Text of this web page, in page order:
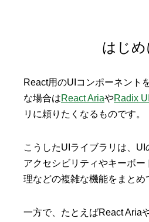
はじめ
React用のUIコンポーネント
な場合はReact AriaやRadix UI
リに頼りたくなるものです。
こうしたUIライブラリは、UI
アクセシビリティやキーボ
理などの複雑な機能をまとめ
一方で、たとえばReact Aria